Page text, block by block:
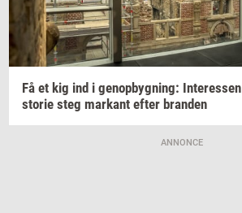
Få et kig ind i genop­byg­ning: In­ter­es­sen
sto­rie steg mar­kant efter bran­den
ANNONCE